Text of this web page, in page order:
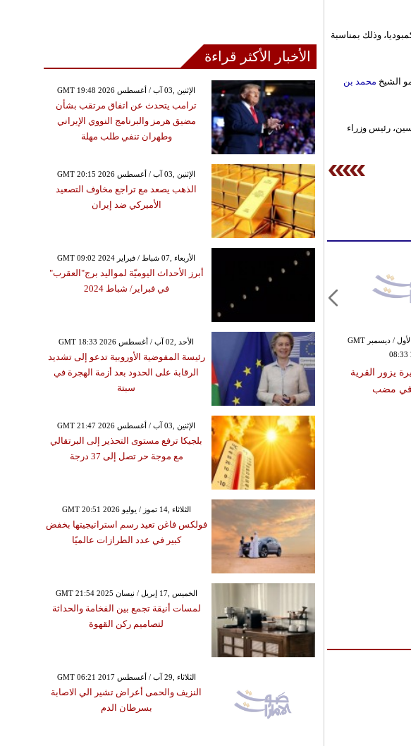
وذلك بمناسبة
الشيخ محمد بن
رئيس وزراء
السبت ,01 كانون الأول / ديسمبر GMT
08:33
يزور القرية
في مضب
الأخبار الأكثر قراءة
GMT 19:48 2026 الإثنين ,03 آب / أغسطس
ترامب يتحدث عن اتفاق مرتقب بشأن
مضيق هرمز والبرنامج النووي الإيراني
وطهران تنفي طلب مهلة
GMT 20:15 2026 الإثنين ,03 آب / أغسطس
الذهب يصعد مع تراجع مخاوف التصعيد
الأميركي ضد إيران
GMT 09:02 2024 الأربعاء ,07 شباط / فبراير
أبرز الأحداث اليوميّة لمواليد برج"العقرب"
في فبراير/ شباط 2024
GMT 18:33 2026 الأحد ,02 آب / أغسطس
رئيسة المفوضية الأوروبية تدعو إلى تشديد
الرقابة على الحدود بعد أزمة الهجرة في
سبتة
GMT 21:47 2026 الإثنين ,03 آب / أغسطس
بلجيكا ترفع مستوى التحذير إلى البرتقالي
مع موجة حر تصل إلى 37 درجة
GMT 20:51 2026 الثلاثاء ,14 تموز / يوليو
فولكس فاغن تعيد رسم استراتيجيتها بخفض
كبير في عدد الطرازات عالميًا
GMT 21:54 2025 الخميس ,17 إبريل / نيسان
لمسات أنيقة تجمع بين الفخامة والحداثة
لتصاميم ركن القهوة
GMT 06:21 2017 الثلاثاء ,29 آب / أغسطس
النزيف والحمى أعراض تشير الي الاصابة
بسرطان الدم